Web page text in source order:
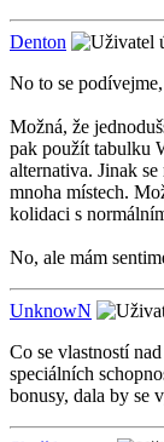
Denton
No to se
Možná, že
pak použít tabulku
alternativa. Jinak
mnoha místech.
kolidaci s
No, ale mám
UnknowN
Co se vlastností
speciálních
bonusy, dala by se